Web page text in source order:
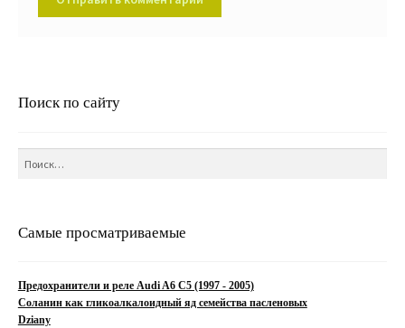
Поиск по сайту
Самые просматриваемые
Предохранители и реле Audi A6 C5 (1997 - 2005)
Соланин как гликоалкалоидный яд семейства пасленовых
Dziany